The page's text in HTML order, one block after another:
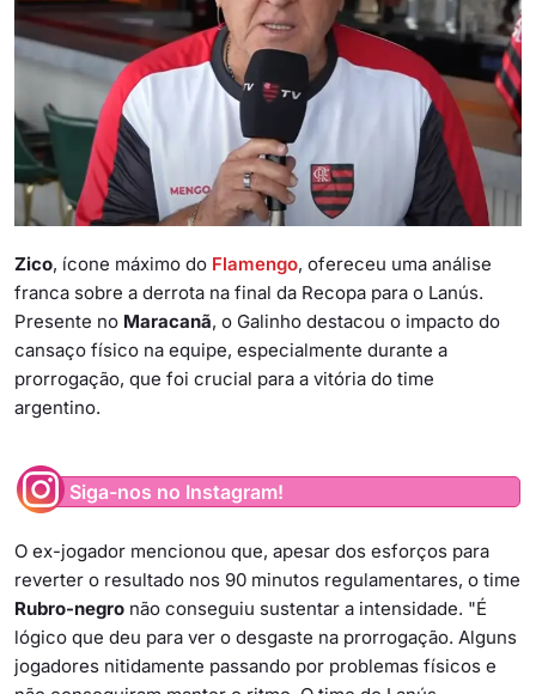
Zico, ícone máximo do Flamengo, ofereceu uma análise
franca sobre a derrota na final da Recopa para o Lanús.
Presente no Maracanã, o Galinho destacou o impacto do
cansaço físico na equipe, especialmente durante a
prorrogação, que foi crucial para a vitória do time
argentino.
Siga-nos no Instagram!
O ex-jogador mencionou que, apesar dos esforços para
reverter o resultado nos 90 minutos regulamentares, o time
Rubro-negro não conseguiu sustentar a intensidade. "É
lógico que deu para ver o desgaste na prorrogação. Alguns
jogadores nitidamente passando por problemas físicos e